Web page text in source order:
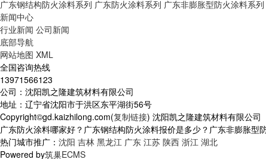
广东钢结构防火涂料系列 广东防火涂料系列 广东非膨胀型防火涂料系列
新闻中心
行业新闻 公司新闻
底部导航
网站地图 XML
全国咨询热线
13971566123
公司：沈阳凯之隆建筑材料有限公司
地址：辽宁省沈阳市于洪区东平湖街56号
Copyright©gd.kaizhilong.com(复制链接) 沈阳凯之隆建筑材料有限公司
广东防火涂料哪家好？广东钢结构防火涂料报价是多少？广东非膨胀
热门城市推广： 沈阳 吉林 黑龙江 广东 江苏 陕西 浙江 湖北
Powered by筑巢ECMS